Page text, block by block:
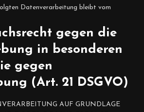
Datenverarbeitung bleibt vom
gegen die
in besonderen
gegen
(Art. 21 DSGVO)
AUF GRUNDLAGE